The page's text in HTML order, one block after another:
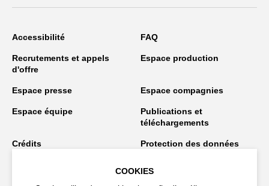
Accessibilité FAQ
Recrutements et appels
d'offre
Espace production
Espace presse Espace compagnies
Espace équipe
Publications et
téléchargements
Crédits
Protection des données
COOKIES